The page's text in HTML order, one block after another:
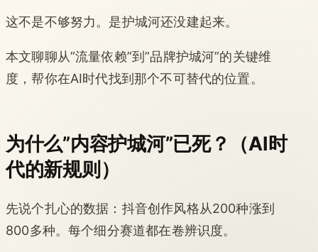
这不是不够努力。是护城河还没建起来。
本文聊聊从”流量依赖”到”品牌护城河”的关键维
度，帮你在AI时代找到那个不可替代的位置。
为什么”内容护城河”已死？（AI时
代的新规则）
先说个扎心的数据：抖音创作风格从200种涨到
800多种。每个细分赛道都在卷辨识度。